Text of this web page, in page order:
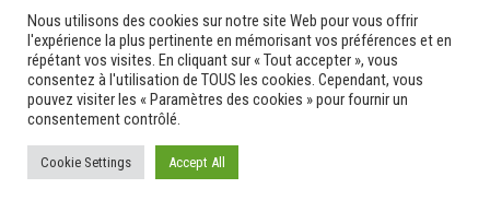
Travaux
Travaux THD
travaux utiles
TSUNAMI
TZCLD
uncategorized
Nous utilisons des cookies sur notre site Web pour vous offrir
l'expérience la plus pertinente en mémorisant vos préférences et en
répétant vos visites. En cliquant sur « Tout accepter », vous
consentez à l'utilisation de TOUS les cookies. Cependant, vous
pouvez visiter les « Paramètres des cookies » pour fournir un
consentement contrôlé.
Cookie Settings Accept All